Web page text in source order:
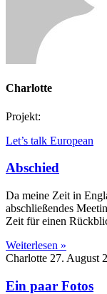
Charlotte
Projekt:
Let’s talk European
Abschied
Da meine Zeit in
abschließendes
Zeit für einen
Weiterlesen »
Charlotte 27. August
Ein paar Fotos